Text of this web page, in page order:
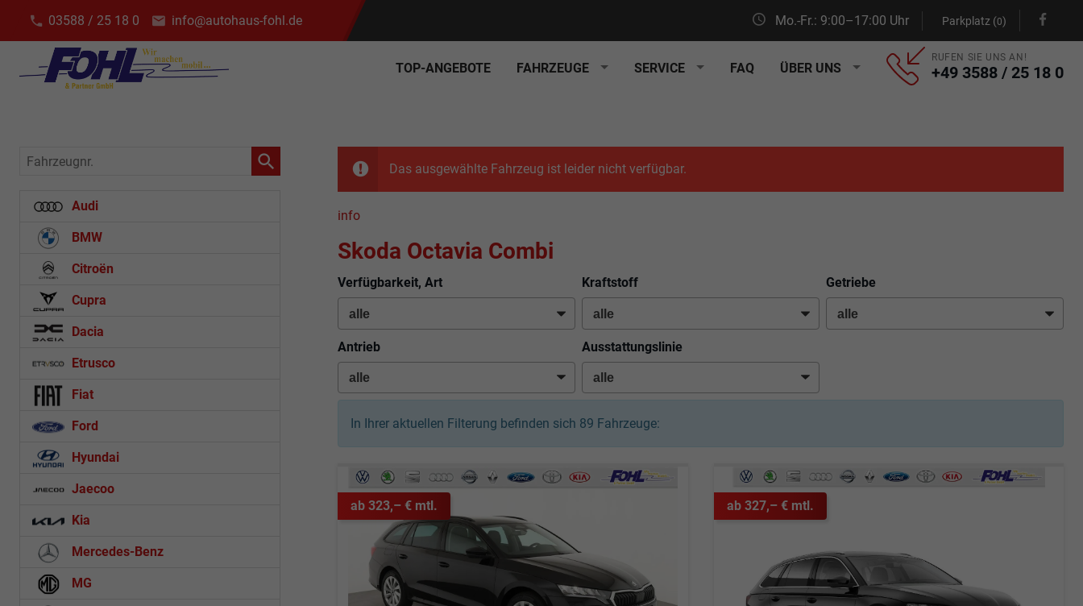
03588 / 25 18 0 info@autohaus-fohl.de Mo.-Fr.: 9:00–17:00 Uhr Parkplatz (0)
TOP-ANGEBOTE FAHRZEUGE SERVICE FAQ ÜBER UNS
RUFEN SIE UNS AN!
+49 3588 / 25 18 0
Das ausgewählte Fahrzeug ist leider nicht verfügbar.
info
Skoda Octavia Combi
Verfügbarkeit, Art Kraftstoff Getriebe
Antrieb Ausstattungslinie
In Ihrer aktuellen Filterung befinden sich 89 Fahrzeuge:
ab 323,– € mtl. ab 327,– € mtl.
Fahrzeugnr.
Audi
BMW
Citroën
Cupra
Dacia
Etrusco
Fiat
Ford
Hyundai
Jaecoo
Kia
Mercedes-Benz
MG